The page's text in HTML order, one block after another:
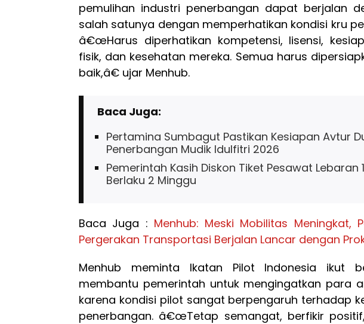
pemulihan industri penerbangan dapat berjalan
salah satunya dengan memperhatikan kondisi kru
â€œHarus diperhatikan kompetensi, lisensi,
fisik, dan kesehatan mereka. Semua harus
baik,â€ ujar Menhub.
Baca Juga:
Pertamina Sumbagut Pastikan Kesiapan Avtur
Penerbangan Mudik Idulfitri 2026
Pemerintah Kasih Diskon Tiket Pesawat Lebaran
Berlaku 2 Minggu
Baca Juga : Menhub: Meski Mobilitas Meningkat,
Pergerakan Transportasi Berjalan Lancar dengan
Menhub meminta Ikatan Pilot Indonesia ikut
membantu pemerintah untuk mengingatkan para
karena kondisi pilot sangat berpengaruh terhadap
penerbangan. â€œTetap semangat, berfikir